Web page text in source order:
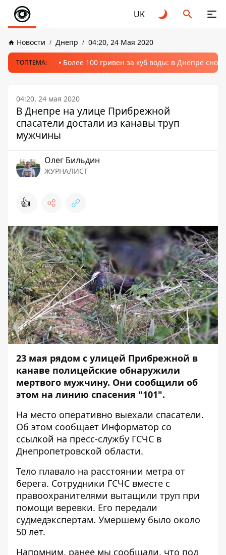
UK
Новости Днепр 04:20, 24 Мая 2020
ТОПТЕМА: Более 100 гривен за куб воды: в Днепре
04:20, 24 мая 2020
В Днепре на улице Прибрежной
спасатели достали из канавы труп
мужчины
Олег Бильдин
ЖУРНАЛИСТ
👍
23 мая рядом с улицей Прибрежной в
канаве полицейские обнаружили
мертвого мужчину. Они сообщили об
этом на линию спасения "101".
На место оперативно выехали спасатели.
Об этом сообщает Информатор со
ссылкой на пресс-службу ГСЧС в
Днепропетровской области.
Тело плавало на расстоянии метра от
берега. Сотрудники ГСЧС вместе с
правоохранителями вытащили труп при
помощи веревки. Его передали
судмедэкспертам. Умершему было около
50 лет.
Напомним, ранее мы сообщали, что под